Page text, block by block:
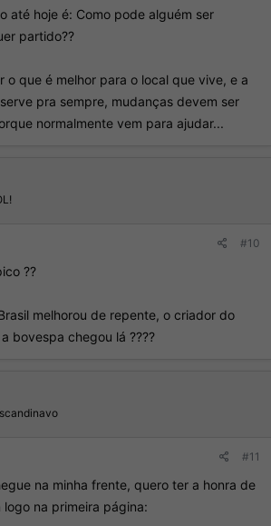
até hoje é: Como pode alguém ser
partido??
o que é melhor para o local que vive, e a
pra sempre, mudanças devem ser
normalmente vem para ajudar...
#10
??
melhorou de repente, o criador do
bovespa chegou lá ????
#11
na minha frente, quero ter a honra de
na primeira página: